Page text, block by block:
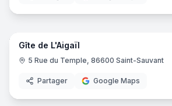
Gîte de L'Aigaïl
5 Rue du Temple, 86600 Saint-Sauvant
Partager Google Maps